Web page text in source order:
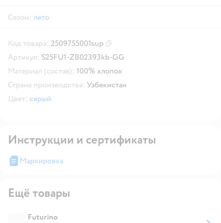
Сезон: лето
Код товара: 2509755001sup
Артикул: S25FU1-ZB02393kb-GG
Материал (состав): 100% хлопок
Страна производства: Узбекистан
Цвет: серый
Инструкции и сертификаты
Маркировка
Ещё товары
Futurino